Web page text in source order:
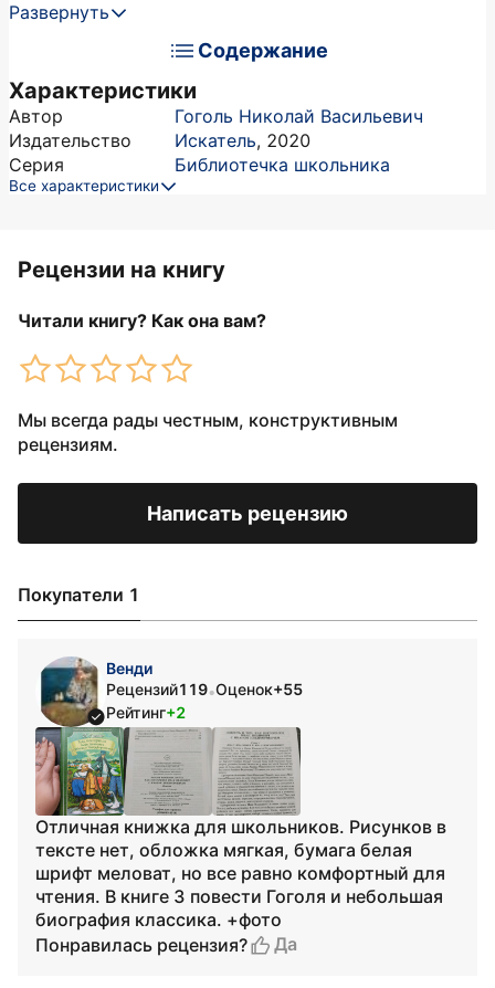
Развернуть
Содержание
Характеристики
Автор
Гоголь Николай Васильевич
Издательство
Искатель, 2020
Серия
Библиотечка школьника
Все характеристики
Рецензии на книгу
Читали книгу? Как она вам?
Мы всегда рады честным, конструктивным
рецензиям.
Написать рецензию
Покупатели 1
Венди
Рецензий119•Оценок+55
Рейтинг+2
Отличная книжка для школьников. Рисунков в
тексте нет, обложка мягкая, бумага белая
шрифт меловат, но все равно комфортный для
чтения. В книге 3 повести Гоголя и небольшая
биография классика. +фото
Понравилась рецензия?
Да